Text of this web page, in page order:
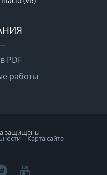
PDF
работы
защищены
Карта сайта